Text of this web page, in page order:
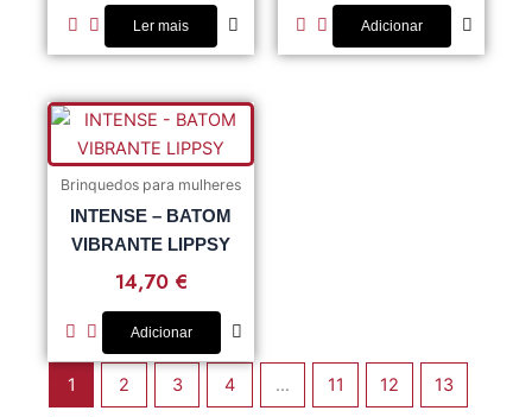
Ler mais Adicionar
Brinquedos para mulheres
INTENSE – BATOM
VIBRANTE LIPPSY
14,70 €
Adicionar
1 2 3 4 … 11 12 13